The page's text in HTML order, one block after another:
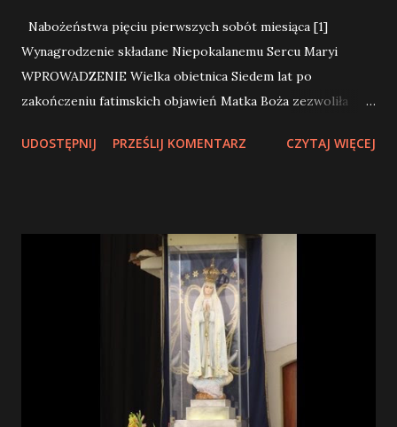
Nabożeństwa pięciu pierwszych sobót miesiąca [1]
Wynagrodzenie składane Niepokalanemu Sercu Maryi
WPROWADZENIE Wielka obietnica Siedem lat po
zakończeniu fatimskich objawień Matka Boża zezwoliła
fatimskiej . Jej przedmiotem było nabożeństwo do
z Sercem Twej Najświętszej Matki, otoczonym cierniami,
którymi niewdzięczni ludzie je wciąż na nowo ranią, a nie
ma nikogo, kto by przez akt wynagrodzenia te ciernie
powyciągał. Maryja powiedziała: Córko moja, spójrz, Serce
moje otoczone cierniami, którymi niewdzięczni ludzie
przez bluźnierstwa i niewierności stale ranią. Przynajmniej
ty staraj się nieść mi radość i oznajmij w moim imieniu, że
przybędę w godzinie śmierci z łaskami potrzebnymi do
UDOSTĘPNIJ PRZEŚLIJ KOMENTARZ CZYTAJ WIĘCEJ